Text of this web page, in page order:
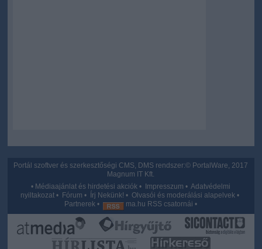
Portál szoftver és szerkesztőségi CMS, DMS rendszer:© PortalWare, 2017
Magnum IT Kft.
• Médiaajánlat és hirdetési akciók • Impresszum •Adatvédelmi
nyiltakozat • Fórum • Írj Nekünk! •Olvasói és moderálási alapelvek •
Partnerek • ma.hu RSS csatornái •